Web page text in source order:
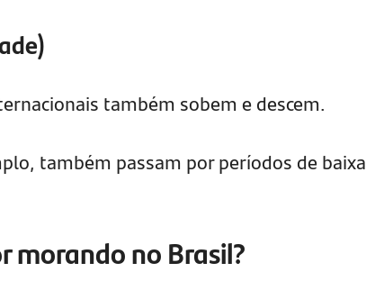
também sobem e descem.
também passam por períodos de baixa
morando no Brasil?